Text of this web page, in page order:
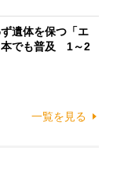
遺体を保つ「エ
本でも普及 1～2
一覧を見る